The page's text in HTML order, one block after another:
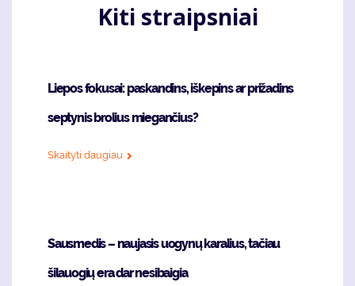
Kiti straipsniai
Liepos fokusai: paskandins, iškepins ar prižadins
septynis brolius miegančius?
Skaityti daugiau
Sausmedis – naujasis uogynų karalius, tačiau
šilauogių era dar nesibaigia